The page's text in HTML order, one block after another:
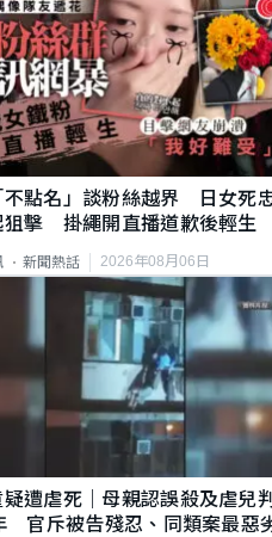
不點名」談粉絲越界 日女死
狙擊 掛繩開直播道歉後輕生
新聞熱話 2026年08月06日
疑遭虐死｜母親認誤殺及虐兒
官斥被告殘忍、同類案最惡